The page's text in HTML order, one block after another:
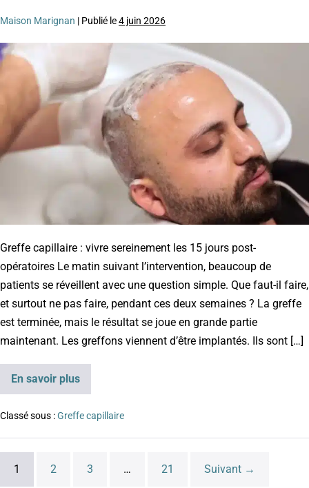
Maison Marignan | Publié le4 juin 2026
Greffe capillaire : vivre sereinement les 15 jours post-
opératoires Le matin suivant l’intervention, beaucoup de
patients se réveillent avec une question simple. Que faut-il faire,
et surtout ne pas faire, pendant ces deux semaines ? La greffe
est terminée, mais le résultat se joue en grande partie
maintenant. Les greffons viennent d’être implantés. Ils sont […]
En savoir plus
Classé sous :Greffe capillaire
1 2 3 … 21 Suivant →